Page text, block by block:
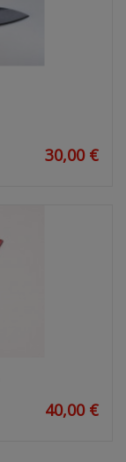
30,00 €
40,00 €